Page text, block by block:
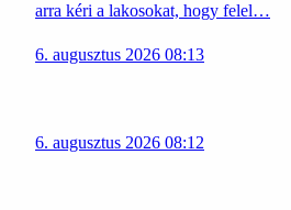
arra kéri a lakosokat, hogy felel…
6. augusztus 2026 08:13
6. augusztus 2026 08:12